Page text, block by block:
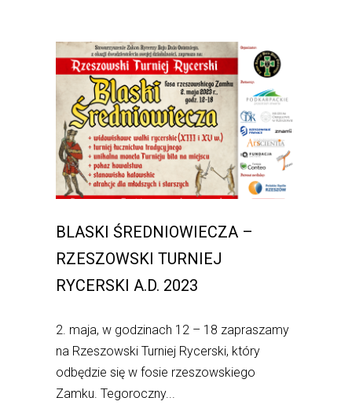
BLASKI ŚREDNIOWIECZA –
RZESZOWSKI TURNIEJ
RYCERSKI A.D. 2023
2. maja, w godzinach 12 – 18 zapraszamy
na Rzeszowski Turniej Rycerski, który
odbędzie się w fosie rzeszowskiego
Zamku. Tegoroczny...